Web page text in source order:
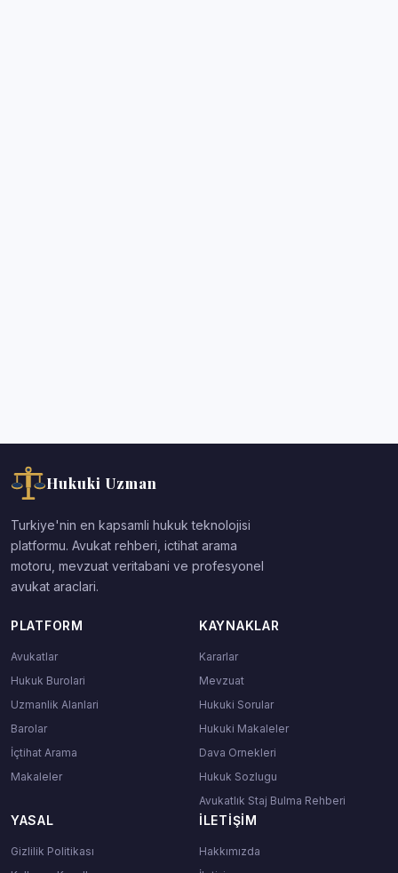
Hukuki Uzman
Turkiye'nin en kapsamli hukuk teknolojisi
platformu. Avukat rehberi, ictihat arama
motoru, mevzuat veritabani ve profesyonel
avukat araclari.
PLATFORM
Avukatlar
Hukuk Burolari
Uzmanlik Alanlari
Barolar
İçtihat Arama
Makaleler
KAYNAKLAR
Kararlar
Mevzuat
Hukuki Sorular
Hukuki Makaleler
Dava Ornekleri
Hukuk Sozlugu
Avukatlık Staj Bulma Rehberi
YASAL
Gizlilik Politikası
İLETIŞIM
Hakkımızda